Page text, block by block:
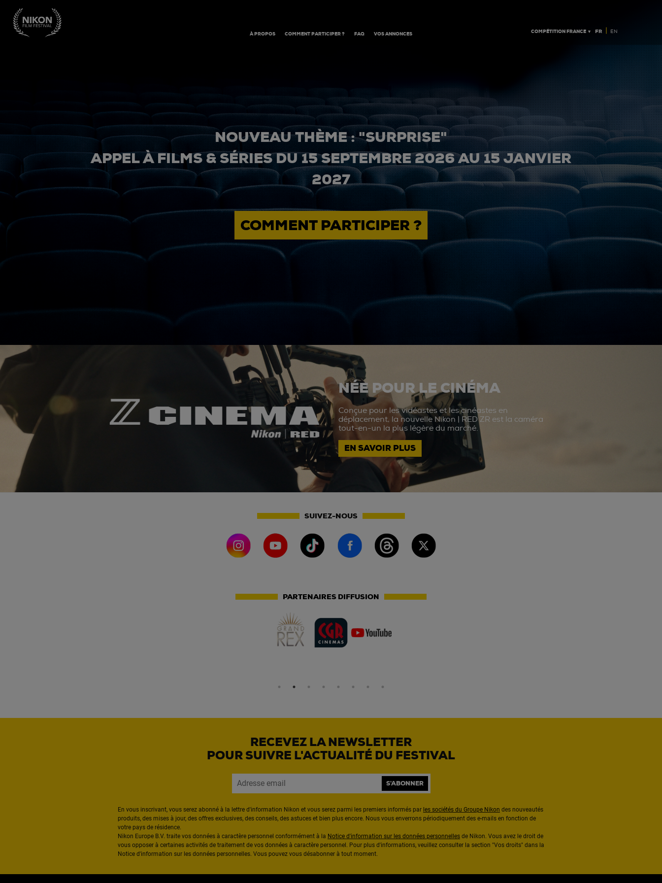
À PROPOS COMMENT PARTICIPER ? FAQ VOS ANNONCES COMPÉTITION FRANCE ▼ FR | EN
NOUVEAU THÈME : "SURPRISE"
APPEL À FILMS & SÉRIES DU 15 SEPTEMBRE 2026 AU 15 JANVIER
2027
COMMENT PARTICIPER ?
NÉE POUR LE CINÉMA
Conçue pour les vidéastes et les cinéastes en
déplacement, la nouvelle Nikon | RED ZR est la caméra
tout-en-un la plus légère du marché.
EN SAVOIR PLUS
SUIVEZ-NOUS
PARTENAIRES DIFFUSION
RECEVEZ LA NEWSLETTER
POUR SUIVRE L'ACTUALITÉ DU FESTIVAL
S'ABONNER
En vous inscrivant, vous serez abonné à la lettre d'information Nikon et vous serez parmi les premiers informés par les sociétés du Groupe Nikon des nouveautés
produits, des mises à jour, des offres exclusives, des conseils, des astuces et bien plus encore. Nous vous enverrons périodiquement des e-mails en fonction de
votre pays de résidence.
Nikon Europe B.V. traite vos données à caractère personnel conformément à la Notice d'information sur les données personnelles de Nikon. Vous avez le droit de
vous opposer à certaines activités de traitement de vos données à caractère personnel. Pour plus d'informations, veuillez consulter la section "Vos droits" dans la
Notice d'information sur les données personnelles. Vous pouvez vous désabonner à tout moment.